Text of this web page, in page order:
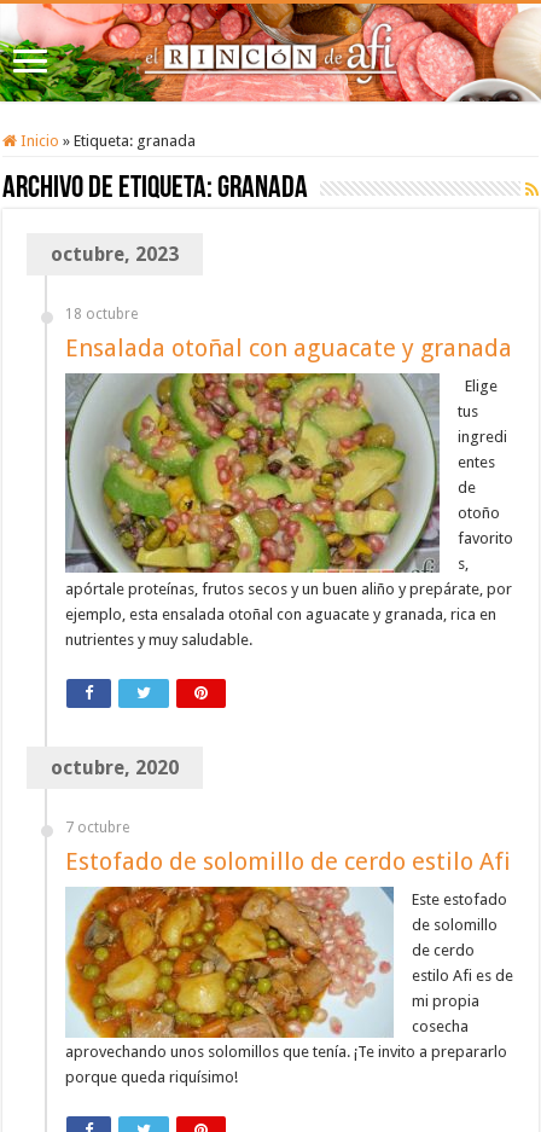
Inicio » Etiqueta: granada
Archivo de etiqueta:granada
octubre, 2023
18 octubre
Ensalada otoñal con aguacate y granada
Elige
tus
ingredi
entes
de
otoño
favorito
s,
apórtale proteínas, frutos secos y un buen aliño y prepárate, por
ejemplo, esta ensalada otoñal con aguacate y granada, rica en
nutrientes y muy saludable.
octubre, 2020
7 octubre
Estofado de solomillo de cerdo estilo Afi
Este estofado
de solomillo
de cerdo
estilo Afi es de
mi propia
cosecha
aprovechando unos solomillos que tenía. ¡Te invito a prepararlo
porque queda riquísimo!